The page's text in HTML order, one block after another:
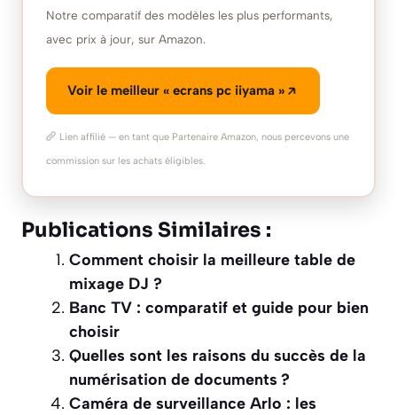
Notre comparatif des modèles les plus performants,
avec prix à jour, sur Amazon.
Voir le meilleur « ecrans pc iiyama »
Lien affilié — en tant que Partenaire Amazon, nous percevons une
commission sur les achats éligibles.
Publications Similaires :
Comment choisir la meilleure table de
mixage DJ ?
Banc TV : comparatif et guide pour bien
choisir
Quelles sont les raisons du succès de la
numérisation de documents ?
Caméra de surveillance Arlo : les